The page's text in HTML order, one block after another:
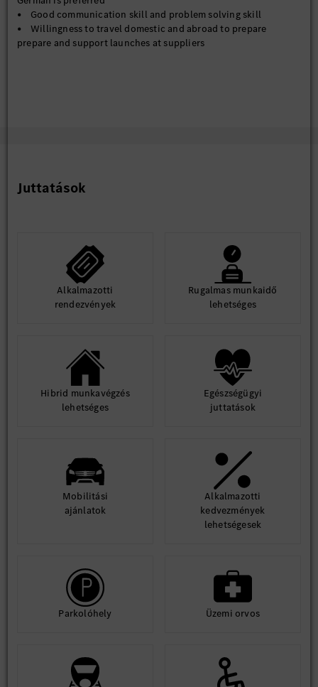
• Good communication skill and problem solving skill
• Willingness to travel domestic and abroad to prepare
prepare and support launches at suppliers
Juttatások
Alkalmazotti
rendezvények
Rugalmas munkaidő
lehetséges
Hibrid munkavégzés
lehetséges
Egészségügyi
juttatások
Mobilitási
ajánlatok
Alkalmazotti
kedvezmények
lehetségesek
Parkolóhely Üzemi orvos